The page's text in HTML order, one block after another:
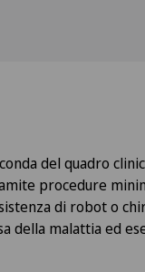
del quadro
procedure
di robot o
della malattia ed